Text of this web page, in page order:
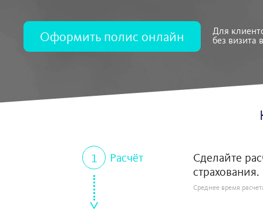
Оформить полис онлайн
Для
без
Расчёт
^
Сделайте
страхования.
Среднее время